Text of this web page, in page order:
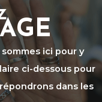
ici pour y
ci-dessous pour
dans les